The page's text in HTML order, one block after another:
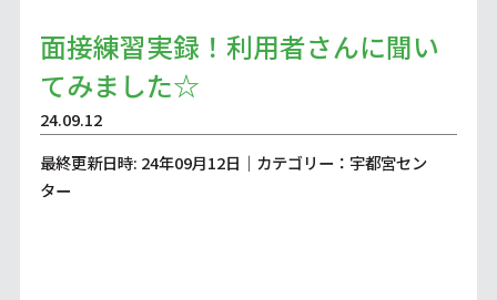
面接練習実録！利用者さんに聞い
てみました☆
24.09.12
最終更新日時: 24年09月12日｜カテゴリー：宇都宮セン
ター